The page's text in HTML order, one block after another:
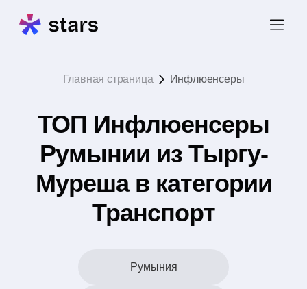
Главная страница Инфлюенсеры
ТОП Инфлюенсеры
Румынии из Тыргу-
Муреша в категории
Транспорт
Румыния